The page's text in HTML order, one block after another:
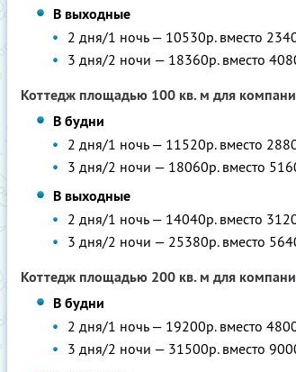
В выходные
2 дня/1 ночь — 10530р. вместо
3 дня/2 ночи — 18360р. вместо
Коттедж площадью 100 кв. м для
В будни
2 дня/1 ночь — 11520р. вместо
3 дня/2 ночи — 18060р. вместо
В выходные
2 дня/1 ночь — 14040р. вместо
3 дня/2 ночи — 25380р. вместо
Коттедж площадью 200 кв. м для
В будни
2 дня/1 ночь — 19200р. вместо
3 дня/2 ночи — 31500р. вместо